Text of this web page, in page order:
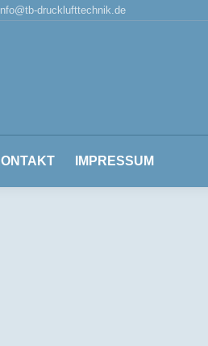
drucklufttechnik.de
IMPRESSUM
BAUMASCHINENTECHNIK